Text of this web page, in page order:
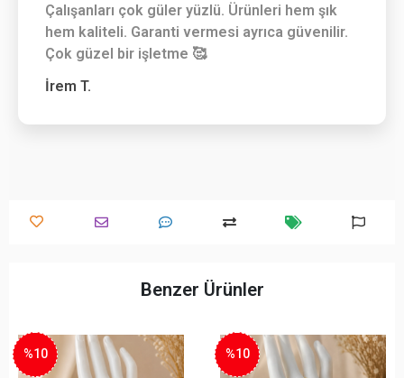
Çalışanları çok güler yüzlü. Ürünleri hem şık
hem kaliteli. Garanti vermesi ayrıca güvenilir.
Çok güzel bir işletme 🥰
İrem T.
Benzer Ürünler
%10 %10